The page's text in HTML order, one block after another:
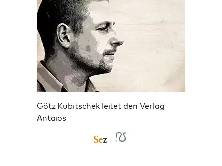
Götz Kubitschek leitet den Verlag
Antaios